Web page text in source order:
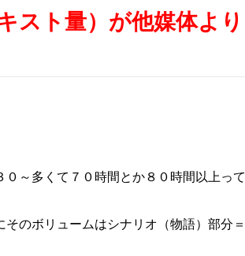
スト量）が他媒体より
～多くて７０時間とか８０時間以上って
のボリュームはシナリオ（物語）部分＝